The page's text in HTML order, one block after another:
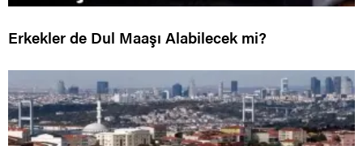
Erkekler de Dul Maaşı Alabilecek mi?